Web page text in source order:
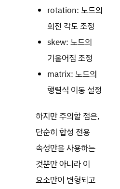
rotation: 노드의
회전 각도 조정
skew: 노드의
기울어짐 조정
matrix: 노드의
행렬식 이동 설정
하지만 주의할 점은,
단순히 합성 전용
속성만을 사용하는
것뿐만 아니라 이
요소만이 변형되고